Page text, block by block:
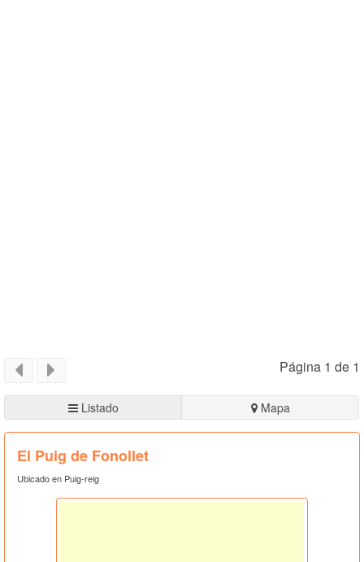
Página 1 de 1
Listado Mapa
El Puig de Fonollet
Ubicado en Puig-reig